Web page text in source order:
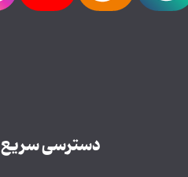
دسترسی سریع